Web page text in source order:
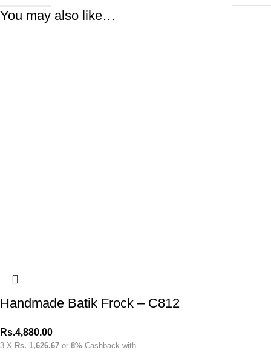
You may also like…
Handmade Batik Frock – C812
Rs.4,880.00
3 X Rs. 1,626.67 or 8% Cashback with